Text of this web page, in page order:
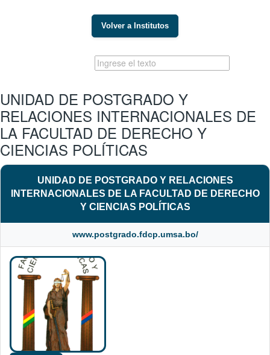
Volver a Institutos
UNIDAD DE POSTGRADO Y
RELACIONES INTERNACIONALES DE
LA FACULTAD DE DERECHO Y
CIENCIAS POLÍTICAS
UNIDAD DE POSTGRADO Y RELACIONES
INTERNACIONALES DE LA FACULTAD DE DERECHO
Y CIENCIAS POLÍTICAS
www.postgrado.fdcp.umsa.bo/